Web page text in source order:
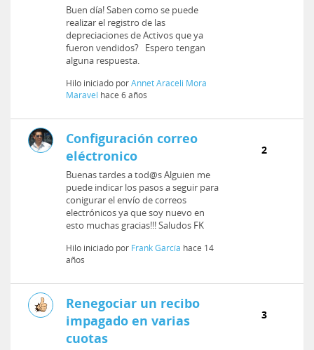
Buen día! Saben como se puede
realizar el registro de las
depreciaciones de Activos que ya
fueron vendidos? Espero tengan
alguna respuesta.
Hilo iniciado porAnnet Araceli Mora
Maravel hace 6 años
Configuración correo
eléctronico
Buenas tardes a tod@s Alguien me
puede indicar los pasos a seguir para
conigurar el envío de correos
electrónicos ya que soy nuevo en
esto muchas gracias!!! Saludos FK
Hilo iniciado por Frank García hace 14
años
2
Renegociar un recibo
impagado en varias
cuotas
3